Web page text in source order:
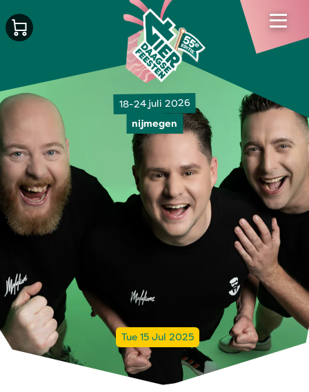
18-24 juli 2026
nijmegen
Tue 15 Jul 2025